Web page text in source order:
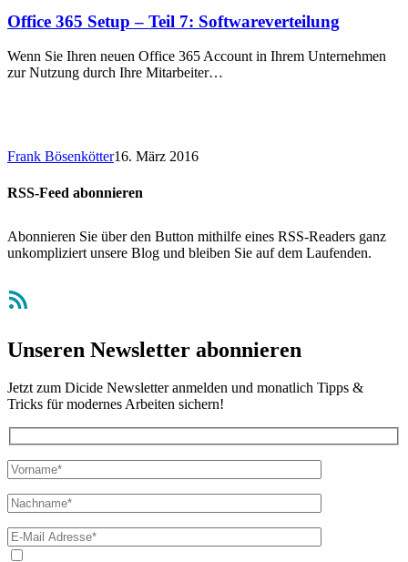
Office 365 Setup – Teil 7: Softwareverteilung
Wenn Sie Ihren neuen Office 365 Account in Ihrem Unternehmen
zur Nutzung durch Ihre Mitarbeiter…
Frank Bösenkötter16. März 2016
RSS-Feed abonnieren
Abonnieren Sie über den Button mithilfe eines RSS-Readers ganz
unkompliziert unsere Blog und bleiben Sie auf dem Laufenden.
RSS-Feed
Unseren Newsletter abonnieren
Jetzt zum Dicide Newsletter anmelden und monatlich Tipps &
Tricks für modernes Arbeiten sichern!